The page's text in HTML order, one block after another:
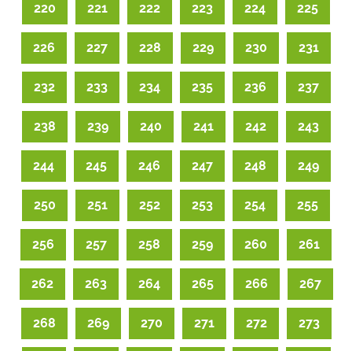
220 221 222 223 224 225
226 227 228 229 230 231
232 233 234 235 236 237
238 239 240 241 242 243
244 245 246 247 248 249
250 251 252 253 254 255
256 257 258 259 260 261
262 263 264 265 266 267
268 269 270 271 272 273